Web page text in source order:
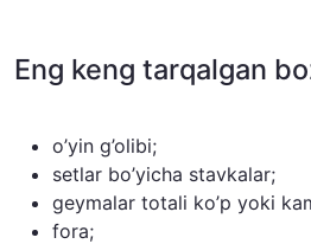
Eng keng tarqalgan
o’yin g’olibi;
setlar bo’yicha stavkalar;
geymalar totali ko’p yoki
fora;